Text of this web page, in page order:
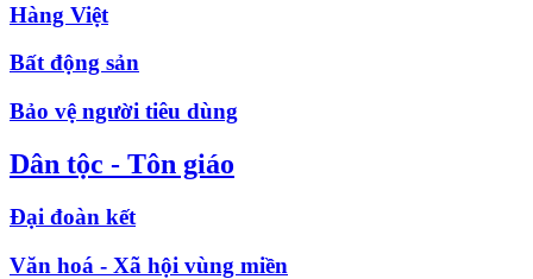
Hàng Việt
Bất động sản
Bảo vệ người tiêu dùng
Dân tộc - Tôn giáo
Đại đoàn kết
Văn hoá - Xã hội vùng miền